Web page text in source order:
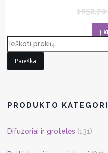
Į
Paieška
PRODUKTO
Difuzoriai ir grotelės (131)